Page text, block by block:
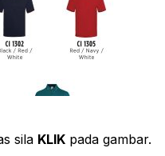
sila KLIK pada gambar.